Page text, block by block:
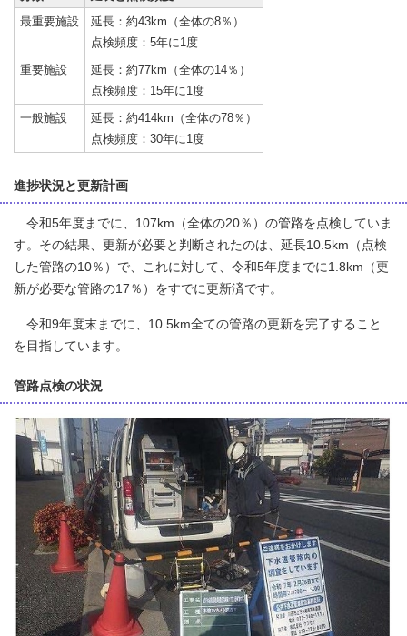
最重要施設
延長：約43km（全体の8％）
点検頻度：5年に1度
重要施設
延長：約77km（全体の14％）
点検頻度：15年に1度
一般施設
延長：約414km（全体の78％）
点検頻度：30年に1度
進捗状況と更新計画
令和5年度までに、107km（全体の20％）の管路を点検していま
す。その結果、更新が必要と判断されたのは、延長10.5km（点検
した管路の10％）で、これに対して、令和5年度までに1.8km（更
新が必要な管路の17％）をすでに更新済です。
令和9年度末までに、10.5km全ての管路の更新を完了すること
を目指しています。
管路点検の状況